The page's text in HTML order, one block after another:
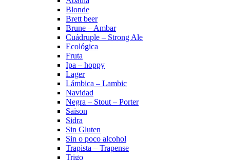
Blonde
Brett beer
Brune – Ambar
Cuádruple – Strong Ale
Ecológica
Fruta
Ipa – hoppy
Lager
Lámbica – Lambic
Navidad
Negra – Stout – Porter
Saison
Sidra
Sin Gluten
Sin o poco alcohol
Trapista – Trapense
Trigo